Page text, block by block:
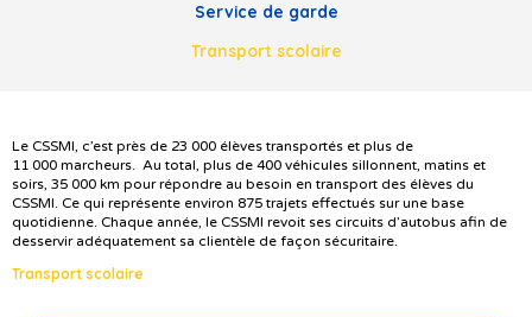
Service de garde
Transport scolaire
Le CSSMI, c’est près de 23 000 élèves transportés et plus de
11 000 marcheurs. Au total, plus de 400 véhicules sillonnent, matins et
soirs, 35 000 km pour répondre au besoin en transport des élèves du
CSSMI. Ce qui représente environ 875 trajets effectués sur une base
quotidienne. Chaque année, le CSSMI revoit ses circuits d’autobus afin de
desservir adéquatement sa clientèle de façon sécuritaire.
Transport scolaire